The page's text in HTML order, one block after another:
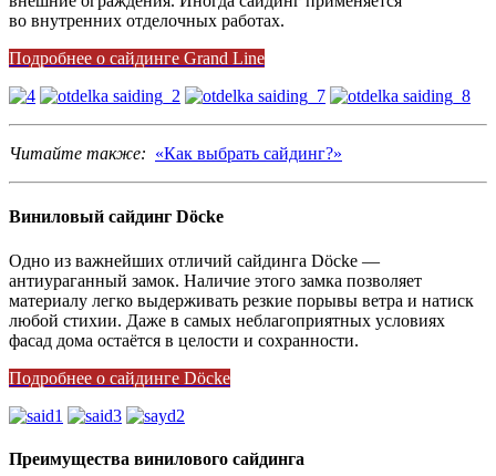
во внутренних отделочных работах.
Подробнее о сайдинге Grand Line
Читайте также: «Как выбрать сайдинг?»
Виниловый сайдинг Döcke
Одно из важнейших отличий сайдинга Döcke —
антиураганный замок. Наличие этого замка позволяет
материалу легко выдерживать резкие порывы ветра и натиск
любой стихии. Даже в самых неблагоприятных условиях
фасад дома остаётся в целости и сохранности.
Подробнее о сайдинге Döcke
Преимущества винилового сайдинга